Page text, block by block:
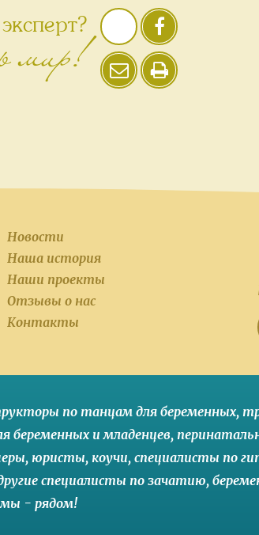
мир!
Новости
Наша история
Наши проекты
Отзывы о нас
Контакты
по танцам для беременных,
беременных и младенцев,
, юристы, коучи, специалисты по
специалисты по зачатию,
мы - рядом!